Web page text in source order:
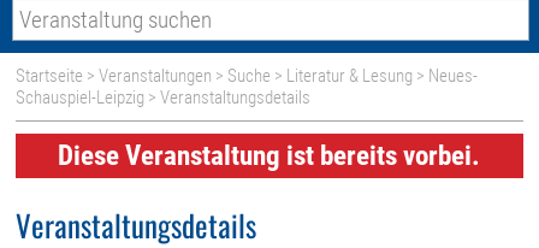
Startseite >Veranstaltungen > Suche > Literatur & Lesung > Neues-
Schauspiel-Leipzig > Veranstaltungsdetails
Diese Veranstaltung ist bereits vorbei.
Veranstaltungsdetails